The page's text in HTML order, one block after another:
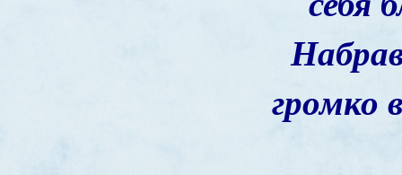
громко